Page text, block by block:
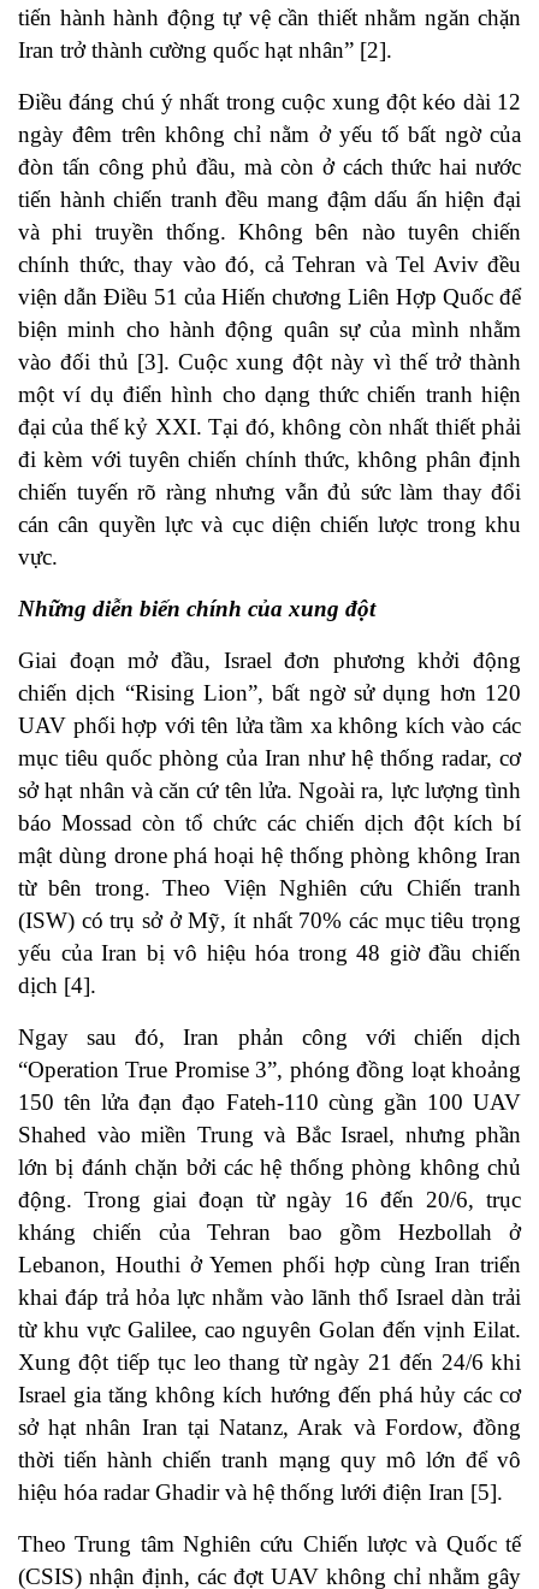
tiến hành hành động tự vệ cần thiết nhằm ngăn chặn
Iran trở thành cường quốc hạt nhân” [2].
Điều đáng chú ý nhất trong cuộc xung đột kéo dài 12
ngày đêm trên không chỉ nằm ở yếu tố bất ngờ của
đòn tấn công phủ đầu, mà còn ở cách thức hai nước
tiến hành chiến tranh đều mang đậm dấu ấn hiện đại
và phi truyền thống. Không bên nào tuyên chiến
chính thức, thay vào đó, cả Tehran và Tel Aviv đều
viện dẫn Điều 51 của Hiến chương Liên Hợp Quốc để
biện minh cho hành động quân sự của mình nhằm
vào đối thủ [3]. Cuộc xung đột này vì thế trở thành
một ví dụ điển hình cho dạng thức chiến tranh hiện
đại của thế kỷ XXI. Tại đó, không còn nhất thiết phải
đi kèm với tuyên chiến chính thức, không phân định
chiến tuyến rõ ràng nhưng vẫn đủ sức làm thay đổi
cán cân quyền lực và cục diện chiến lược trong khu
vực.
Những diễn biến chính của xung đột
Giai đoạn mở đầu, Israel đơn phương khởi động
chiến dịch “Rising Lion”, bất ngờ sử dụng hơn 120
UAV phối hợp với tên lửa tầm xa không kích vào các
mục tiêu quốc phòng của Iran như hệ thống radar, cơ
sở hạt nhân và căn cứ tên lửa. Ngoài ra, lực lượng tình
báo Mossad còn tổ chức các chiến dịch đột kích bí
mật dùng drone phá hoại hệ thống phòng không Iran
từ bên trong. Theo Viện Nghiên cứu Chiến tranh
(ISW) có trụ sở ở Mỹ, ít nhất 70% các mục tiêu trọng
yếu của Iran bị vô hiệu hóa trong 48 giờ đầu chiến
dịch [4].
Ngay sau đó, Iran phản công với chiến dịch
“Operation True Promise 3”, phóng đồng loạt khoảng
150 tên lửa đạn đạo Fateh‑110 cùng gần 100 UAV
Shahed vào miền Trung và Bắc Israel, nhưng phần
lớn bị đánh chặn bởi các hệ thống phòng không chủ
động. Trong giai đoạn từ ngày 16 đến 20/6, trục
kháng chiến của Tehran bao gồm Hezbollah ở
Lebanon, Houthi ở Yemen phối hợp cùng Iran triển
khai đáp trả hỏa lực nhằm vào lãnh thổ Israel dàn trải
từ khu vực Galilee, cao nguyên Golan đến vịnh Eilat.
Xung đột tiếp tục leo thang từ ngày 21 đến 24/6 khi
Israel gia tăng không kích hướng đến phá hủy các cơ
sở hạt nhân Iran tại Natanz, Arak và Fordow, đồng
thời tiến hành chiến tranh mạng quy mô lớn để vô
hiệu hóa radar Ghadir và hệ thống lưới điện Iran [5].
Theo Trung tâm Nghiên cứu Chiến lược và Quốc tế
(CSIS) nhận định, các đợt UAV không chỉ nhằm gây